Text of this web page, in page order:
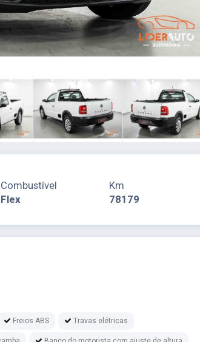
Combustível
Flex
Km
78179
Freios ABS Travas elétricas